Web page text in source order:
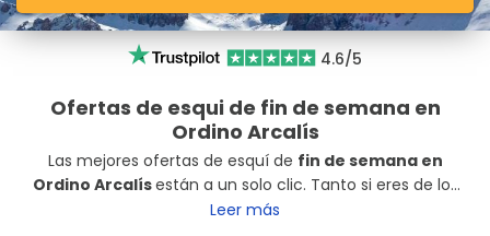
4.6/5
Ofertas de esqui de fin de semana en
Ordino Arcalís
Las mejores ofertas de esquí de fin de semana en
Ordino Arcalísestán a un solo clic. Tanto si eres de los
que salen viernes como sábado a primera hora, estos
Leer más